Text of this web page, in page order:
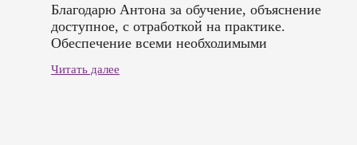
Благодарю Антона за обучение, объяснение
доступное, с отработкой на практике.
Обеспечение всеми необходимыми
Читать далее